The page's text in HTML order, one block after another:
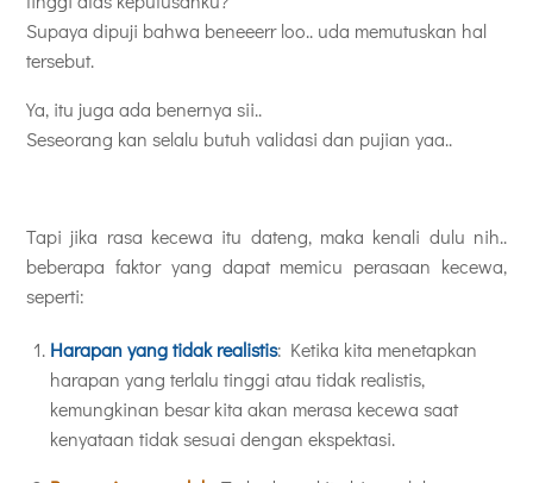
Supaya dipuji bahwa beneeerr loo.. uda memutuskan hal
tersebut.
Ya, itu juga ada benernya sii..
Seseorang kan selalu butuh validasi dan pujian yaa..
Tapi jika rasa kecewa itu dateng, maka kenali dulu nih..
beberapa faktor yang dapat memicu perasaan kecewa,
seperti:
Harapan yang tidak realistis: Ketika kita menetapkan
harapan yang terlalu tinggi atau tidak realistis,
kemungkinan besar kita akan merasa kecewa saat
kenyataan tidak sesuai dengan ekspektasi.